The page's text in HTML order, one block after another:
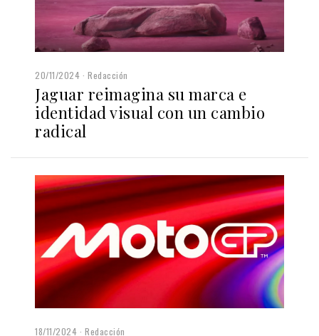
20/11/2024 Redacción
Jaguar reimagina su marca e
identidad visual con un cambio
radical
18/11/2024 Redacción